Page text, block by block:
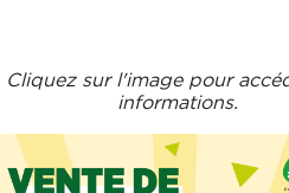
Cliquez sur l'image pour
informations.